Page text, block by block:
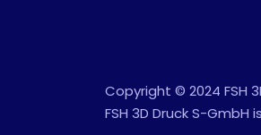
Copyright © 2024 FSH
FSH 3D Druck S-